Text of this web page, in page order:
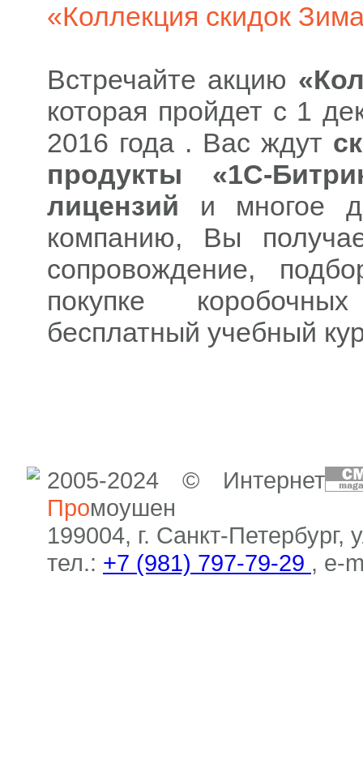
«Коллекция скидок
Встречайте акцию
которая пройдет с 1
2016 года . Вас ждут
продукты «1С-
лицензий и многое
компанию, Вы
сопровождение,
покупке
бесплатный учебный
2005-2024 © Интернет
Промоушен
199004, г. Санкт-Петербург,
тел.: +7 (981) 797-79-29 , e-